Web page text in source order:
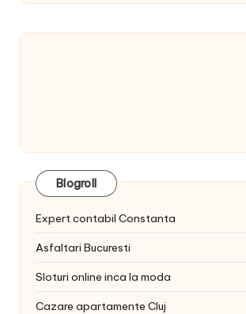
Blogroll
Expert contabil Constanta
Asfaltari Bucuresti
Sloturi online inca la moda
Cazare apartamente Cluj